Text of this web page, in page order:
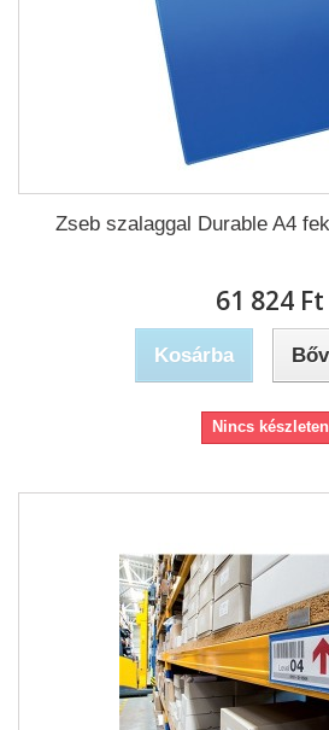
Zseb szalaggal Durable A4
61 824 Ft‎
Kosárba
Nincs készleten